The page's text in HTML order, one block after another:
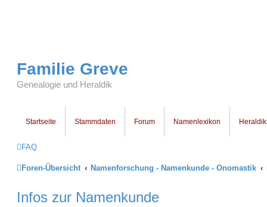
Familie Greve
Genealogie und Heraldik
Startseite Stammdaten Forum Namenlexikon Heraldik
FAQ
Foren-Übersicht Namenforschung - Namenkunde - Onomastik
Infos zur Namenkunde